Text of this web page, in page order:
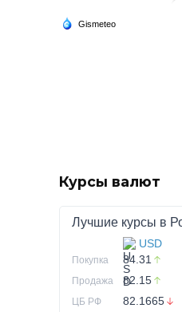
Курсы валют
Лучшие курсы в
USD
Покупка 84.31
Продажа 82.15
ЦБ РФ 82.1665